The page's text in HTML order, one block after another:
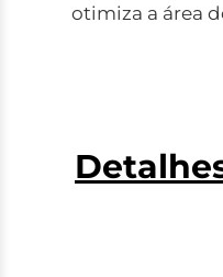
otimiza a área